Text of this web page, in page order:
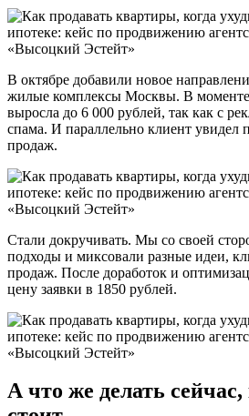
В октябре добавили новое
жилые комплексы Москвы. В моменте
выросла до 6 000 рублей, так как с
спама. И параллельно клиент увидел
продаж.
Стали докручивать. Мы со своей
подходы и миксовали разные идеи,
продаж. После доработок и
цену заявки в 1850 рублей.
А что же делать